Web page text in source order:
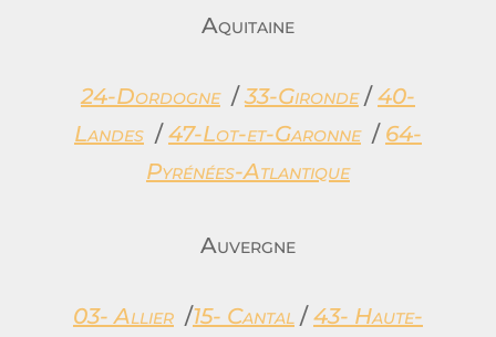
Aquitaine
24-Dordogne /33-Gironde /40-
Landes /47-Lot-et-Garonne / 64-
Pyrénées-Atlantique
Auvergne
03- Allier /15- Cantal /43- Haute-